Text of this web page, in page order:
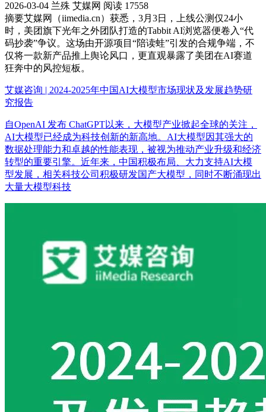
2026-03-04 兰殊 艾媒网 阅读 17558
摘要艾媒网（iimedia.cn）获悉，3月3日，上线公测仅24小
时，美团旗下光年之外团队打造的Tabbit AI浏览器便卷入“代
码抄袭”争议。这场由开源项目“陪读蛙”引发的合规争端，不
仅将一款新产品推上舆论风口，更直观暴露了美团在AI赛道
狂奔中的风控短板。
艾媒咨询 | 2024-2025年中国AI大模型市场现状及发展趋势研
究报告
自OpenAI 发布 ChatGPT以来，大模型产业掀起全球的关注，
AI大模型已经成为科技创新的新高地。AI大模型因其强大的
数据处理能力和卓越的性能表现，被视为推动产业升级和经济
转型的重要引擎。近年来，中国积极布局、大力支持AI大模
型发展，相关科技公司积极研发国产大模型，同时不断涌现出
大量大模型科技